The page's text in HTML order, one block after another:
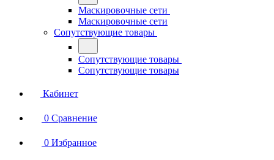
Маскировочные сети
Маскировочные сети
Сопутствующие товары
Сопутствующие товары
Сопутствующие товары
Кабинет
0 Сравнение
0 Избранное